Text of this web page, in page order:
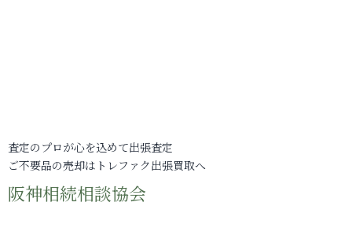
査定のプロが心を込めて出張査定
ご不要品の売却はトレファク出張買取へ
阪神相続相談協会